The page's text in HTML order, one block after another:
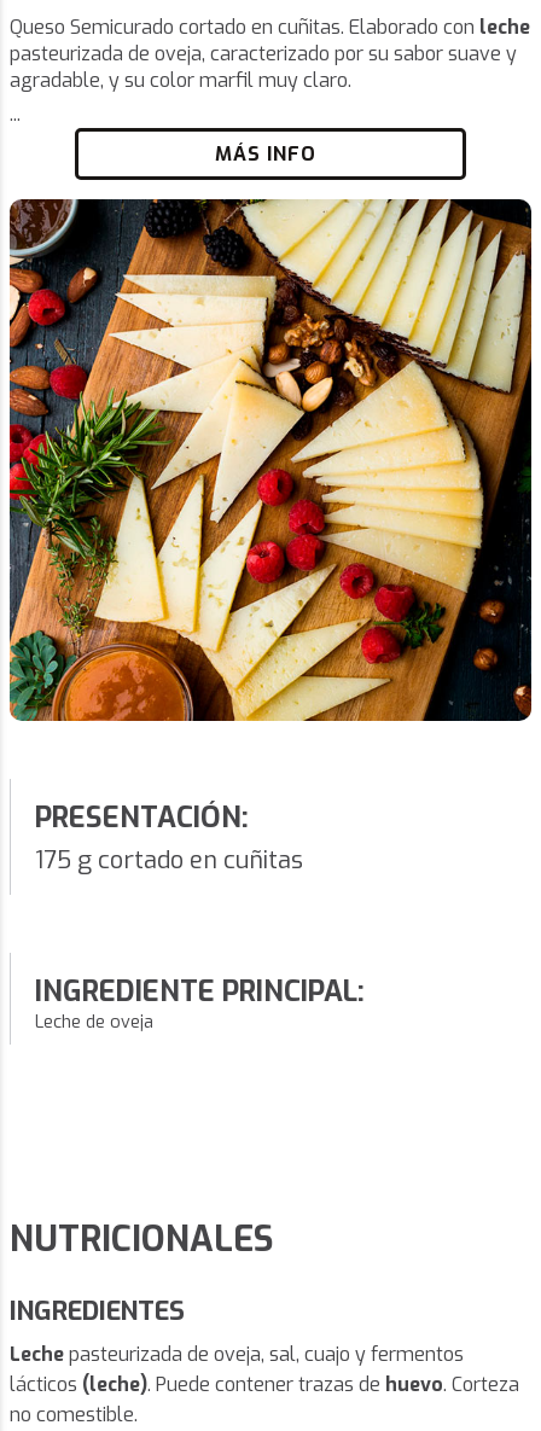
Queso Semicurado cortado en cuñitas. Elaborado con leche
pasteurizada de oveja, caracterizado por su sabor suave y
agradable, y su color marfil muy claro.
...
MÁS INFO
PRESENTACIÓN:
175 g cortado en cuñitas
INGREDIENTE PRINCIPAL:
Leche de oveja
NUTRICIONALES
INGREDIENTES
Lechepasteurizada de oveja, sal, cuajo y fermentos
lácticos (leche). Puede contener trazas de huevo. Corteza
no comestible.